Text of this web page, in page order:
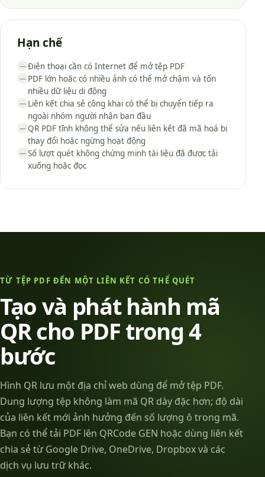
Hạn chế
— Điện thoại cần có Internet để mở tệp PDF
— PDF lớn hoặc có nhiều ảnh có thể mở chậm và tốn
nhiều dữ liệu di động
— Liên kết chia sẻ công khai có thể bị chuyển tiếp ra
ngoài nhóm người nhận ban đầu
— QR PDF tĩnh không thể sửa nếu liên kết đã mã hoá bị
thay đổi hoặc ngừng hoạt động
— Số lượt quét không chứng minh tài liệu đã được tải
xuống hoặc đọc
TỪ TỆP PDF ĐẾN MỘT LIÊN KẾT CÓ THỂ QUÉT
Tạo và phát hành mã
QR cho PDF trong 4
bước
Hình QR lưu một địa chỉ web dùng để mở tệp PDF.
Dung lượng tệp không làm mã QR dày đặc hơn; độ dài
của liên kết mới ảnh hưởng đến số lượng ô trong mã.
Bạn có thể tải PDF lên QRCode GEN hoặc dùng liên kết
chia sẻ từ Google Drive, OneDrive, Dropbox và các
dịch vụ lưu trữ khác.